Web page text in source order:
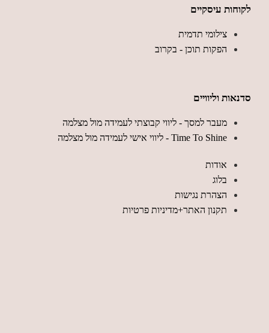
לקוחות עיסקיים
צילומי תדמית
הפקות תוכן - בקרוב
סדנאות וליוויים
מעבר למסך - ליווי קבוצתי לעמידה מול מצלמה
Time To Shine - ליווי אישי לעמידה מול מצלמה
אודות
בלוג
הצהרת נגישות
תקנון האתר+מדיניות פרטיות